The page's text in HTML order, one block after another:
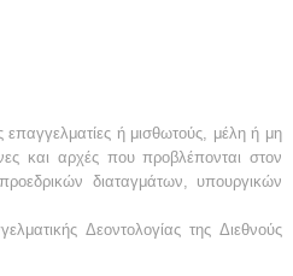
επαγγελματίες ή μισθωτούς, μέλη ή μη
και αρχές που προβλέπονται στον
διαταγμάτων, υπουργικών
Δεοντολογίας της Διεθνούς